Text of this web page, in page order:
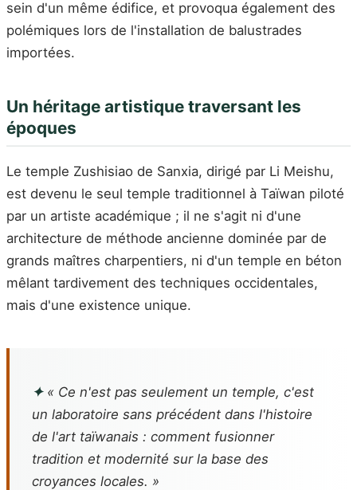
sein d'un même édifice, et provoqua également des
polémiques lors de l'installation de balustrades
importées.
Un héritage artistique traversant les
époques
Le temple Zushisiao de Sanxia, dirigé par Li Meishu,
est devenu le seul temple traditionnel à Taïwan piloté
par un artiste académique ; il ne s'agit ni d'une
architecture de méthode ancienne dominée par de
grands maîtres charpentiers, ni d'un temple en béton
mêlant tardivement des techniques occidentales,
mais d'une existence unique.
✦« Ce n'est pas seulement un temple, c'est
un laboratoire sans précédent dans l'histoire
de l'art taïwanais : comment fusionner
tradition et modernité sur la base des
croyances locales. »